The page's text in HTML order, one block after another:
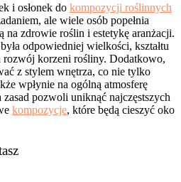
i osłonek do kompozycji roślinnych
ale wiele osób popełnia
na zdrowie roślin i estetykę aranżacji.
odpowiedniej wielkości, kształtu
rozwój korzeni rośliny. Dodatkowo,
z stylem wnętrza, co nie tylko
wpłynie na ogólną atmosferę
pozwoli uniknąć najczęstszych
kompozycje, które będą cieszyć oko